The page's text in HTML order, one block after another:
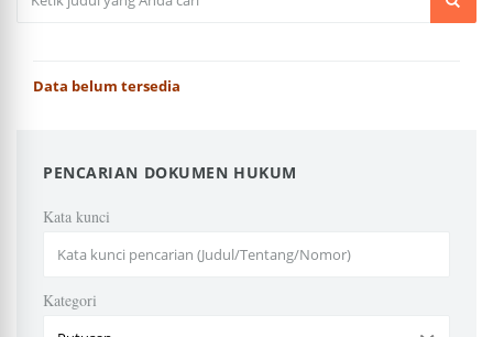
Data belum tersedia
PENCARIAN DOKUMEN HUKUM
Kata kunci
Kategori